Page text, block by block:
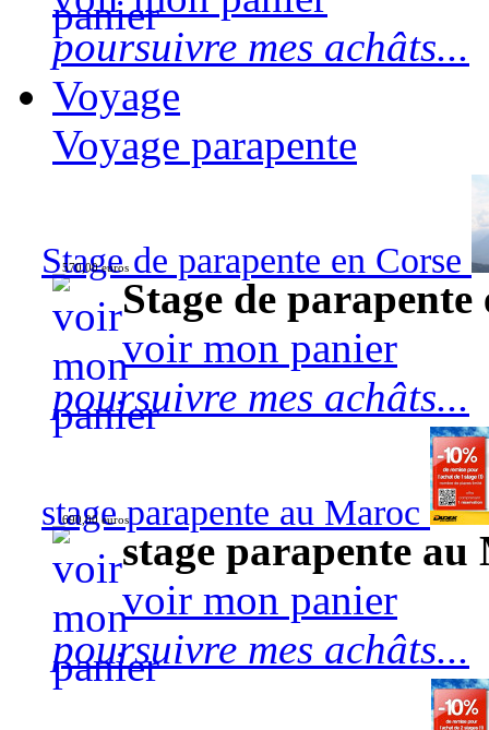
poursuivre mes achâts...
Voyage
Voyage parapente
Stage de parapente en Corse
570,00 euros
Stage de
voir mon panier
poursuivre mes achâts...
stage parapente au Maroc
690,00 euros
stage parapente
voir mon panier
poursuivre mes achâts...